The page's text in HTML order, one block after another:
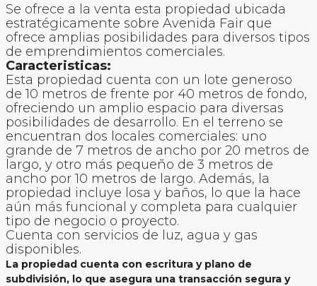
Se ofrece a la venta esta propiedad ubicada
estratégicamente sobre Avenida Fair que
ofrece amplias posibilidades para diversos tipos
de emprendimientos comerciales.
Caracteristicas:
Esta propiedad cuenta con un lote generoso
de 10 metros de frente por 40 metros de fondo,
ofreciendo un amplio espacio para diversas
posibilidades de desarrollo. En el terreno se
encuentran dos locales comerciales: uno
grande de 7 metros de ancho por 20 metros de
largo, y otro más pequeño de 3 metros de
ancho por 10 metros de largo. Además, la
propiedad incluye losa y baños, lo que la hace
aún más funcional y completa para cualquier
tipo de negocio o proyecto.
Cuenta con servicios de luz, agua y gas
disponibles.
La propiedad cuenta con escritura y plano de
subdivisión, lo que asegura una transacción segura y